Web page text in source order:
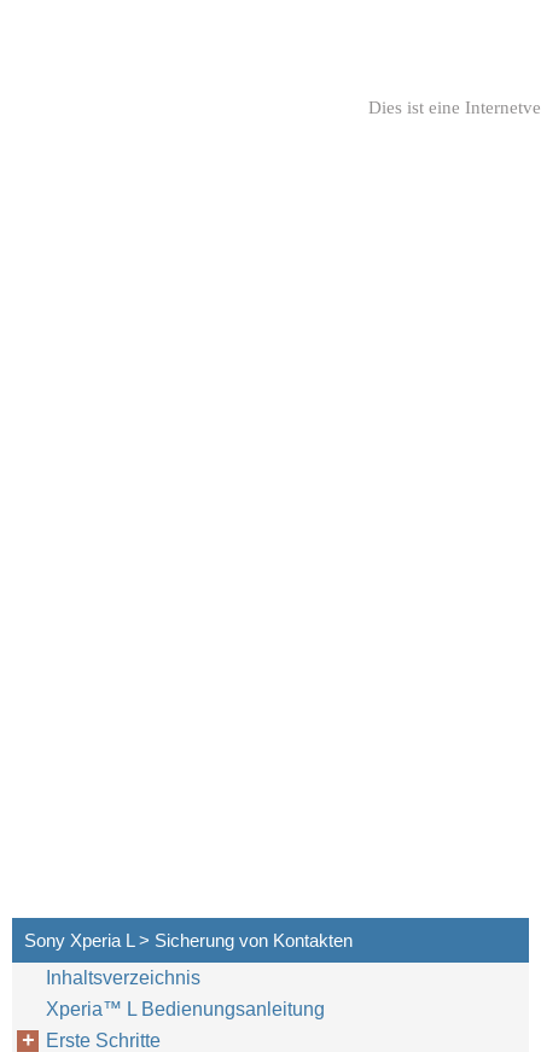
Dies ist eine
Sony Xperia L > Sicherung von Kontakten
Inhaltsverzeichnis
Xperia™‎ L Bedienungsanleitung
Erste Schritte